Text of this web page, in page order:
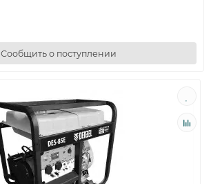
Сообщить о поступлении